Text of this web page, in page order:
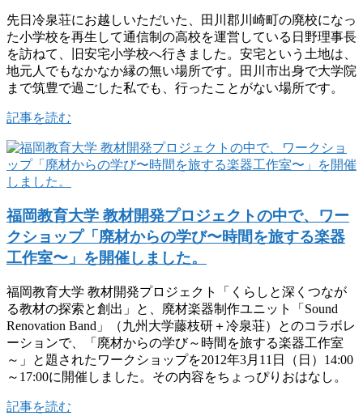
先日冷泉荘にお越しいただいた、田川郡川崎町の廃校になっ
た小学校を再生して通信制の高校を運営している日野理事長
を訪ねて、旧安宅小学校へ行きました。安宅という土地は、
地元人でもなかなか縁の無い場所です。田川市出身で大学院
まで筑豊で過ごした私でも、行ったことがない場所です。
記事を読む
福岡教育大学 教材開発プロジェクトの中で、ワー
クショップ「廃材からの学び〜時間を旅する楽器
工作室〜」を開催しました。
福岡教育大学 教材開発プロジェクト「くらしと深くつなが
る教材の探索と創出」と、廃材楽器制作ユニット「Sound
Renovation Band」（九州大学藤枝研＋冷泉荘）とのコラボレ
ーションで、「廃材からの学び～時間を旅する楽器工作室
～」と題されたワークショップを2012年3月11日（日）14:00
～17:00に開催しました。その内容をちょっぴりおはなし。
記事を読む